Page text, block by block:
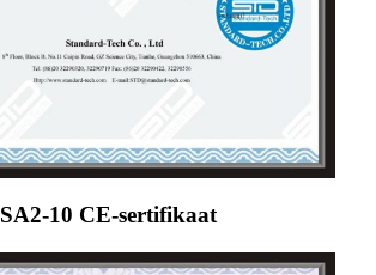
SA2-10 CE-sertifikaat